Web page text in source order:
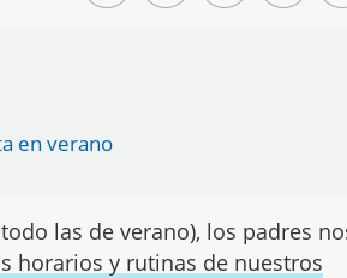
en verano
las de verano), los padres
horarios y rutinas de nuestros